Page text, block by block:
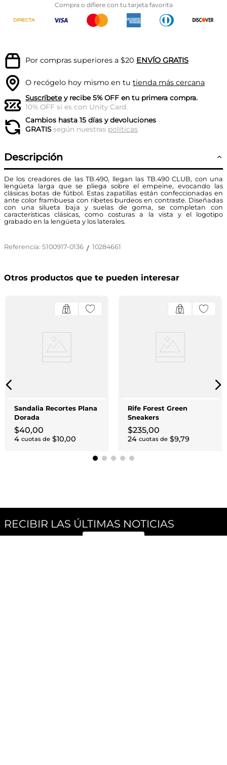
Compra o difiere con tu tarjeta favorita
Por compras superiores a $20 ENVÍO GRATIS
O recógelo hoy mismo en tu tienda más cercana
Suscríbetey recibe 5% OFF en tu primera compra.
10% OFF si es con Unity Card.
Cambios hasta 15 días y devoluciones
GRATISsegún nuestras políticas
Descripción
De los creadores de las TB.490, llegan las TB.490 CLUB, con una
lengüeta larga que se pliega sobre el empeine, evocando las
clásicas botas de fútbol. Estas zapatillas están confeccionadas en
ante color frambuesa con ribetes burdeos en contraste. Diseñadas
con una silueta baja y suelas de goma, se completan con
características clásicas, como costuras a la vista y el logotipo
grabado en la lengüeta y los laterales.
Referencia: S100917-0136 / 10284661
Otros productos que te pueden interesar
Sandalia Recortes Plana
Dorada
$40,00
4 cuotas de $10,00
Rife Forest Green
Sneakers
$235,00
24 cuotas de $9,79
RECIBIR LAS ÚLTIMAS NOTICIAS